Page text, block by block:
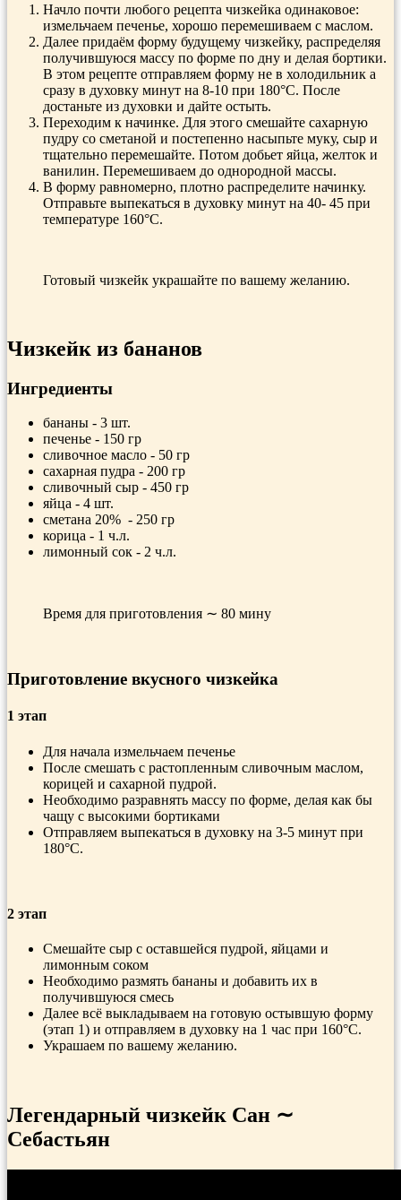
Начло почти любого рецепта чизкейка одинаковое:
измельчаем печенье, хорошо перемешиваем с маслом.
Далее придаём форму будущему чизкейку, распределяя
получившуюся массу по форме по дну и делая бортики.
В этом рецепте отправляем форму не в холодильник а
сразу в духовку минут на 8-10 при 180°С. После
достаньте из духовки и дайте остыть.
Переходим к начинке. Для этого смешайте сахарную
пудру со сметаной и постепенно насыпьте муку, сыр и
тщательно перемешайте. Потом добьет яйца, желток и
ванилин. Перемешиваем до однородной массы.
В форму равномерно, плотно распределите начинку.
Отправьте выпекаться в духовку минут на 40- 45 при
температуре 160°С.
Готовый чизкейк украшайте по вашему желанию.
Чизкейк из бананов
Ингредиенты
бананы - 3 шт.
печенье - 150 гр
сливочное масло - 50 гр
сахарная пудра - 200 гр
сливочный сыр - 450 гр
яйца - 4 шт.
сметана 20% - 250 гр
корица - 1 ч.л.
лимонный сок - 2 ч.л.
Время для приготовления ∼ 80 мину
Приготовление вкусного чизкейка
1 этап
Для начала измельчаем печенье
После смешать с растопленным сливочным маслом,
корицей и сахарной пудрой.
Необходимо разравнять массу по форме, делая как бы
чащу с высокими бортиками
Отправляем выпекаться в духовку на 3-5 минут при
180°С.
2 этап
Смешайте сыр с оставшейся пудрой, яйцами и
лимонным соком
Необходимо размять бананы и добавить их в
получившуюся смесь
Далее всё выкладываем на готовую остывшую форму
(этап 1) и отправляем в духовку на 1 час при 160°С.
Украшаем по вашему желанию.
Легендарный чизкейк Сан ∼
Себастьян